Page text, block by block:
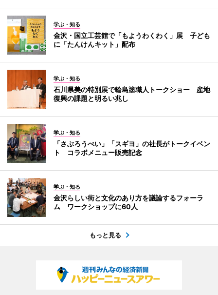
学ぶ・知る
金沢・国立工芸館で「もようわくわく」展 子ども
に「たんけんキット」配布
学ぶ・知る
石川県美の特別展で輪島塗職人トークショー 産地
復興の課題と明るい兆し
学ぶ・知る
「さぶろうべい」「スギヨ」の社長がトークイベン
ト コラボメニュー販売記念
学ぶ・知る
金沢らしい街と文化のあり方を議論するフォーラ
ム ワークショップに60人
もっと見る